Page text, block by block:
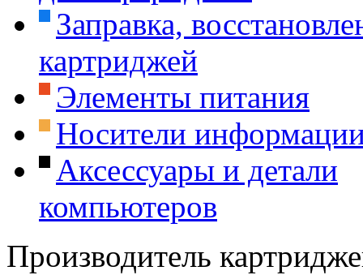
Заправка,
картриджей
Элементы питания
Носители
Аксессуары и детали
компьютеров
Производитель